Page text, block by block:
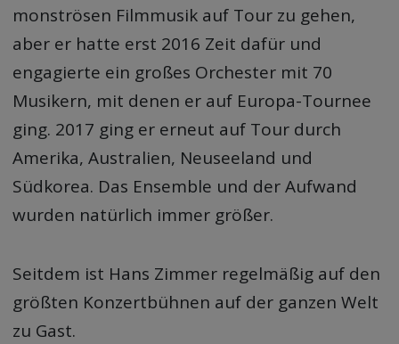
monströsen Filmmusik auf Tour zu gehen,
aber er hatte erst 2016 Zeit dafür und
engagierte ein großes Orchester mit 70
Musikern, mit denen er auf Europa-Tournee
ging. 2017 ging er erneut auf Tour durch
Amerika, Australien, Neuseeland und
Südkorea. Das Ensemble und der Aufwand
wurden natürlich immer größer.
Seitdem ist Hans Zimmer regelmäßig auf den
größten Konzertbühnen auf der ganzen Welt
zu Gast.